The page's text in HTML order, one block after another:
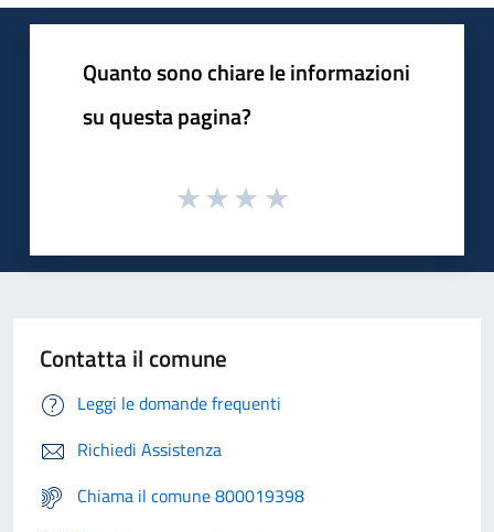
Quanto sono chiare le informazioni
su questa pagina?
Contatta il comune
Leggi le domande frequenti
Richiedi Assistenza
Chiama il comune 800019398